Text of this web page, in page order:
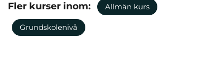
Fler kurser inom: Allmän kurs
Grundskolenivå